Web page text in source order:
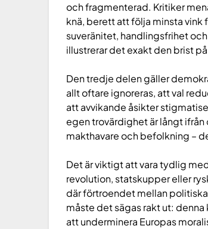
och fragmenterad. Kritiker
knä, berett att följa minsta vink
suveränitet, handlingsfrihet
illustrerar det exakt den brist
Den tredje delen gäller
allt oftare ignoreras, att val
att avvikande åsikter
egen trovärdighet är långt
makthavare och befolkning –
Det är viktigt att vara tydlig
revolution, statskupper eller
där förtroendet mellan
måste det sägas rakt ut:
att underminera Europas